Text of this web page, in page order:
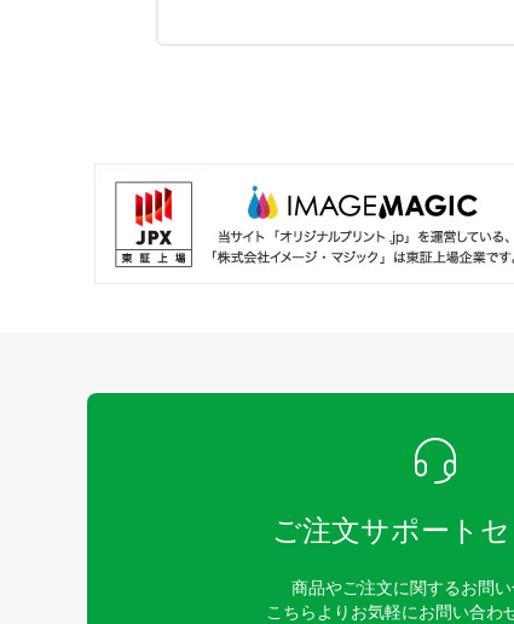
ご注文サポート
商品やご注文に関するお問
こちらよりお気軽にお問い合わ